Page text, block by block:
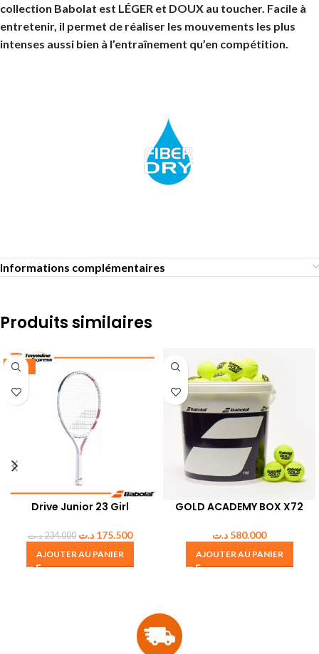
collection Babolat est LÉGER et DOUX au toucher. Facile à
entretenir, il permet de réaliser les mouvements les plus
intenses aussi bien à l’entraînement qu’en compétition.
Informations complémentaires
Produits similaires
-25%
Drive Junior 23 Girl
234.000د.ت 175.500 د.ت
AJOUTER AU PANIER
GOLD ACADEMY BOX X72
580.000 د.ت
AJOUTER AU PANIER